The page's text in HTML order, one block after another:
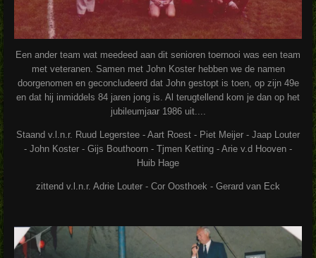
Een ander team wat meedeed aan dit senioren toernooi was een team
met veteranen. Samen met John Koster hebben we de namen
doorgenomen en geconcludeerd dat John gestopt is toen, op zijn 49e
en dat hij inmiddels 84 jaren jong is. Al terugtellend kom je dan op het
jubileumjaar 1986 uit....
Staand v.l.n.r. Ruud Legerstee - Aart Roest - Piet Meijer - Jaap Louter
- John Koster - Gijs Bouthoorn - Tjmen Ketting - Arie v.d Hooven -
Huib Hage
zittend v.l.n.r. Adrie Louter - Cor Oosthoek - Gerard van Eck